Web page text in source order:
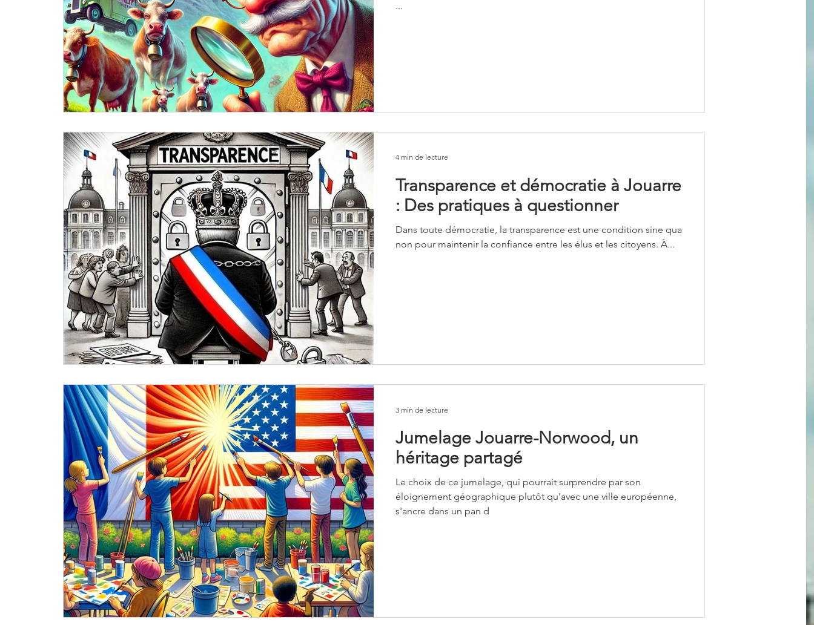
...
Transparence et démocratie à Jouarre
: Des pratiques à questionner
Dans toute démocratie, la transparence est une condition sine qua
non pour maintenir la confiance entre les élus et les citoyens. À...
4 min de lecture
Jumelage Jouarre-Norwood, un
héritage partagé
Le choix de ce jumelage, qui pourrait surprendre par son
éloignement géographique plutôt qu'avec une ville européenne,
s'ancre dans un pan d
3 min de lecture